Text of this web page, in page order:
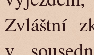
Zvláštní
v